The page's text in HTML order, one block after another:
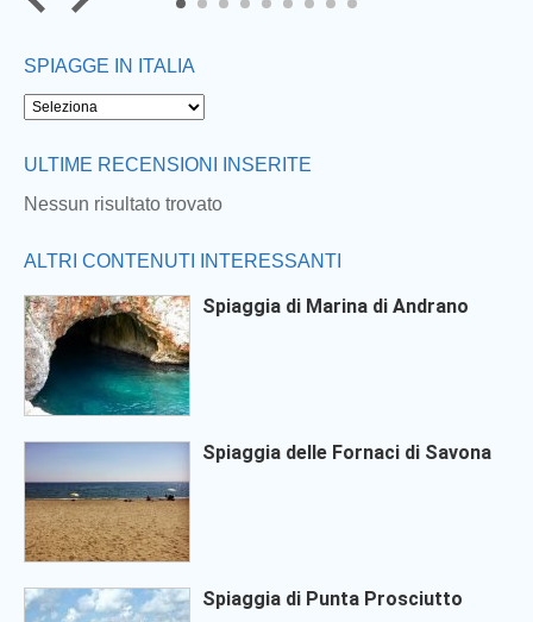
8
SPIAGGE IN ITALIA
ULTIME RECENSIONI INSERITE
Nessun risultato trovato
ALTRI CONTENUTI INTERESSANTI
Spiaggia di Marina di Andrano
Spiaggia delle Fornaci di Savona
Spiaggia di Punta Prosciutto